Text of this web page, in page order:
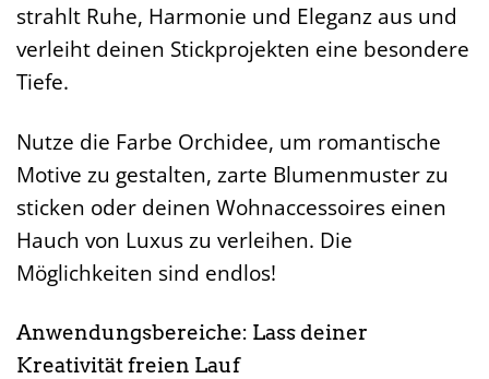
strahlt Ruhe, Harmonie und Eleganz aus und
verleiht deinen Stickprojekten eine besondere
Tiefe.
Nutze die Farbe Orchidee, um romantische
Motive zu gestalten, zarte Blumenmuster zu
sticken oder deinen Wohnaccessoires einen
Hauch von Luxus zu verleihen. Die
Möglichkeiten sind endlos!
Anwendungsbereiche: Lass deiner
Kreativität freien Lauf